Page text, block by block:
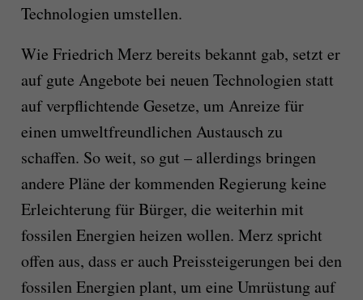
Technologien umstellen.
Wie Friedrich Merz bereits bekannt gab, setzt er
auf gute Angebote bei neuen Technologien statt
auf verpflichtende Gesetze, um Anreize für
einen umweltfreundlichen Austausch zu
schaffen. So weit, so gut – allerdings bringen
andere Pläne der kommenden Regierung keine
Erleichterung für Bürger, die weiterhin mit
fossilen Energien heizen wollen. Merz spricht
offen aus, dass er auch Preissteigerungen bei den
fossilen Energien plant, um eine Umrüstung auf